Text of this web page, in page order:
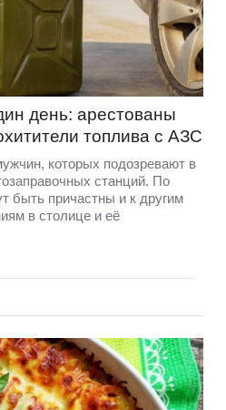
день: арестованы
топлива с АЗС
которых подозревают в
станций. По
быть причастны и к другим
в столице и её